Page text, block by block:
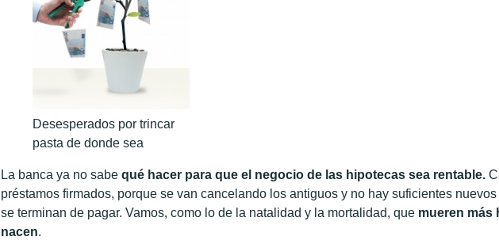
Desesperados por trincar
pasta de donde sea
La banca ya no sabe qué hacer para que el negocio de las hipotecas sea rentable.
préstamos firmados, porque se van cancelando los antiguos y no hay suficientes
se terminan de pagar. Vamos, como lo de la natalidad y la mortalidad, que mueren más
nacen.